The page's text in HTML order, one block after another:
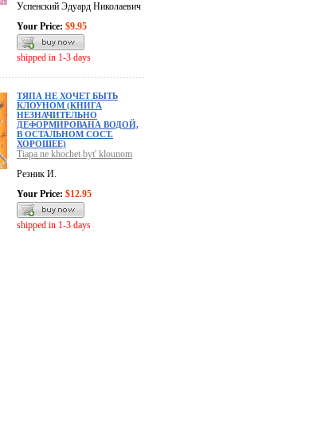
Успенский Эдуард Николаевич
Your Price: $9.95
shipped in 1-3 days
ТЯПА НЕ ХОЧЕТ БЫТЬ
КЛОУНОМ (КНИГА
НЕЗНАЧИТЕЛЬНО
ДЕФОРМИРОВАНА ВОДОЙ,
В ОСТАЛЬНОМ СОСТ.
ХОРОШЕЕ)
Tiapa ne khochet byt' klounom
Резник И.
Your Price: $12.95
shipped in 1-3 days